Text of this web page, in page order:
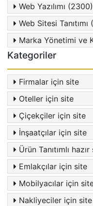
Web Yazılımı (2300)
Web Sitesi Tanıtımı
Marka Yönetimi ve
Kategoriler
Firmalar için site
Oteller için site
Çiçekçiler için site
İnşaatçılar için site
Ürün Tanıtımlı
Emlakçılar için site
Mobilyacılar için
Nakliyeciler için site